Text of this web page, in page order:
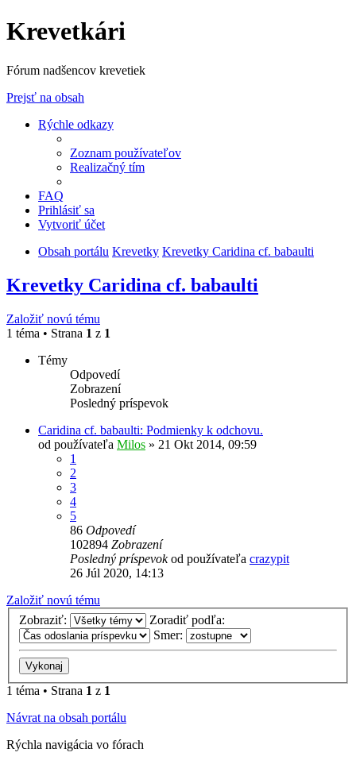
Krevetkári
Fórum nadšencov krevetiek
Prejsť na obsah
Rýchle odkazy
Zoznam používateľov
Realizačný tím
FAQ
Prihlásiť sa
Vytvoriť účet
Obsah portálu Krevetky Krevetky Caridina cf. babaulti
Krevetky Caridina cf. babaulti
Založiť novú tému
1 téma • Strana 1 z 1
Témy
Odpovedí
Zobrazení
Posledný príspevok
Caridina cf. babaulti: Podmienky k odchovu.
od používateľa Milos » 21 Okt 2014, 09:59
1
2
3
4
5
86 Odpovedí
102894 Zobrazení
Posledný príspevokod používateľa crazypit
26 Júl 2020, 14:13
Založiť novú tému
Zobraziť:
Zoradiť podľa:
Smer:
1 téma • Strana 1 z 1
Návrat na obsah portálu
Rýchla navigácia vo fórach